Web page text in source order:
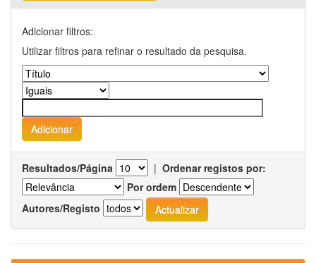
Adicionar filtros:
Utilizar filtros para refinar o resultado da pesquisa.
Resultados/Página | Ordenar registos por:
Por ordem
Autores/Registo